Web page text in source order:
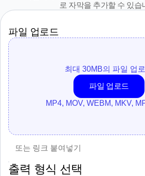
로 자막을 추가할 수 있습
파일 업로드
최대 30MB의 파일 업
파일 업로드
MP4, MOV, WEBM, MKV,
출력 형식 선택